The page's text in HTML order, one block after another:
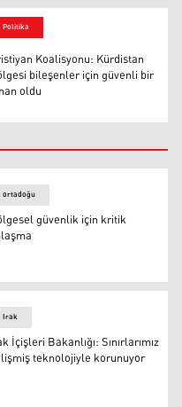
Bölgesi bileşenler için
Politika
Koalisyonu: Kürdistan
bileşenler için güvenli bir
oldu
bin Selman
ortadoğu
güvenlik için kritik
Irak
İçişleri Bakanlığı: Sınırlarımız
teknolojiyle korunuyor